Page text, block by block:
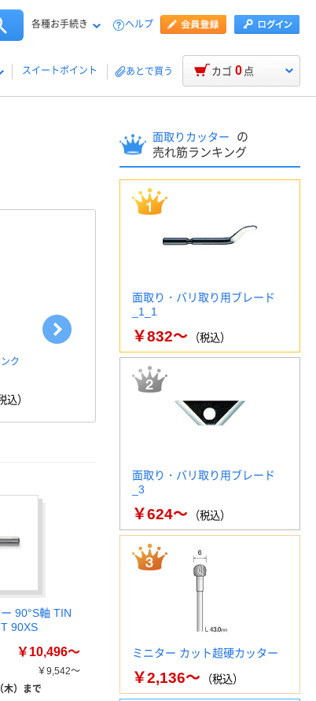
各種お手続き ヘルプ
スイートポイント あとで買う カゴ 0 点
ク
込）
管用 面取り、バリ取り器 …
（税込）
90°S軸 TIN
90XS
￥10,496～
￥9,542～
木）まで
面取りカッター
の
売れ筋ランキング
面取り・バリ取り用ブレード
_1_1
￥832～ （税込）
面取り・バリ取り用ブレード
_3
￥624～ （税込）
ミニター カット超硬カッター
￥2,136～ （税込）